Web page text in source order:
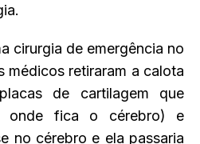
cirurgia de emergência no
médicos retiraram a calota
de cartilagem que
onde fica o cérebro) e
no cérebro e ela passaria